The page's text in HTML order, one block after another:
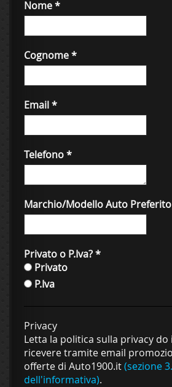
Nome*
Cognome*
Email*
Telefono*
Marchio/Modello Auto Preferito
Privato o P.Iva?*
Privato
P.Iva
Privacy
Letta la politica sulla privacy do
ricevere tramite email
offerte di Auto1900.it(sezione
dell'informativa).